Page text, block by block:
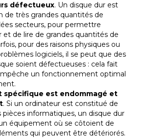
défectueux. Un disque dur est
de très grandes quantités de
secteurs, pour permettre
et de lire de grandes quantités de
pour des raisons physiques ou
logiciels, il se peut que des
soient défectueuses : cela fait
un fonctionnement optimal
spécifique est endommagé et
. Si un ordinateur est constitué de
pièces informatiques, un disque dur
équipement où se côtoient de
qui peuvent être détériorés.